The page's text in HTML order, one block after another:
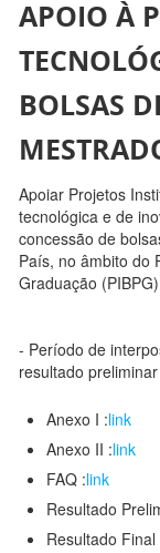
APOIO À
BOLSAS
Apoiar Projetos
tecnológica e de
concessão de
País, no âmbito do
Graduação
- Período de
resultado
Anexo I :link
Anexo II :link
FAQ :link
Resultado
Resultado Final